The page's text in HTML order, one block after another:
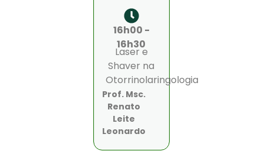
16h00 -
16h30
Laser e
Shaver na
Otorrinolaringologia
Prof. Msc.
Renato
Leite
Leonardo